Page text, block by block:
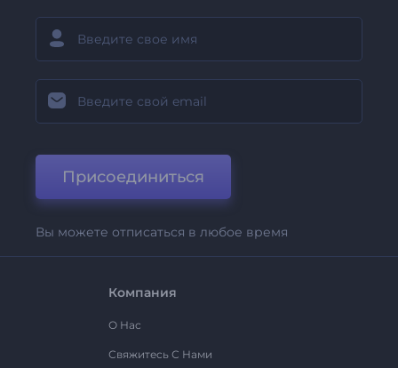
Присоединиться
Вы можете отписаться в любое время
Компания
О Нас
Свяжитесь С Нами